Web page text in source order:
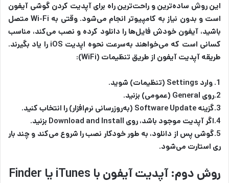
این روش ساده‌ترین و راحت‌ترین راه برای آپدیت کردن گوشی آیفون
است و بدون نیاز به کامپیوتر انجام می‌شود. وقتی به Wi-Fi متصل
باشید، آیفون خودش فایل‌ها را دانلود کرده و نصب می‌کند، مناسب
کسانی است که می‌خواهند به‌سرعت نحوه اپدیت iOS را یاد بگیرند.
طریقه آپدیت آیفون از طریق تنظیمات (WiFi):
1. وارد Settings (تنظیمات) شوید.
2.روی General (عمومی) بزنید.
3.گزینه Software Update (به‌روزرسانی نرم‌افزار) را انتخاب کنید.
4.اگر آپدیت موجود باشد، روی Download and Install بزنید.
5.گوشی پس از دانلود، به طور خودکار نصب را شروع می‌کند و چند بار
ری استارت می‌شود.
روش دوم: آپدیت آیفون با iTunes یا Finder